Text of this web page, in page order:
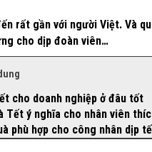
rất gần với người Việt. Và
cho dịp đoàn viên…
cho doanh nghiệp ở đâu tốt
Tết ý nghĩa cho nhân viên
phù hợp cho công nhân dịp